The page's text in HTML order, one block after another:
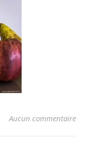
Aucun commentaire